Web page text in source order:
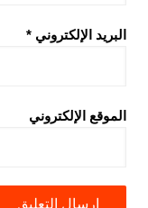
البريد الإلكتروني *
الموقع الإلكتروني